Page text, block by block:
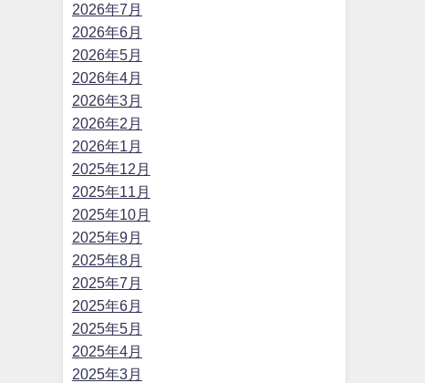
2026年7月
2026年6月
2026年5月
2026年4月
2026年3月
2026年2月
2026年1月
2025年12月
2025年11月
2025年10月
2025年9月
2025年8月
2025年7月
2025年6月
2025年5月
2025年4月
2025年3月